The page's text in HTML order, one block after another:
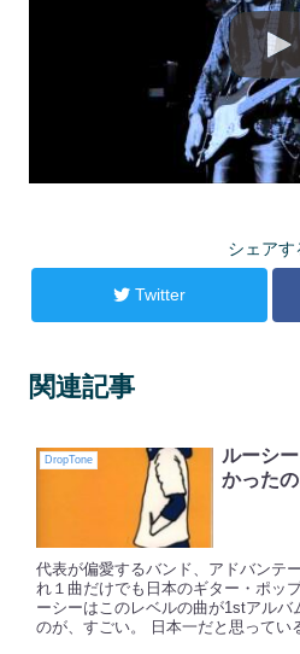
シェアす
Twitter
関連記事
DropTone
ルーシ
かった
代表が偏愛するバンド、アドバンテ
れ１曲だけでも日本のギター・ポッ
ーシーはこのレベルの曲が1stアルバ
のが、すごい。 日本一だと思ってい